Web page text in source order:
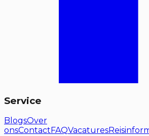
Service
BlogsOver
onsContact FAQVacatures